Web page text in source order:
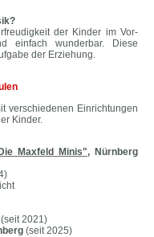
der Kinder im Vor-
einfach wunderbar. Diese
der Erziehung.
verschiedenen Einrichtungen
Kinder.
Maxfeld Minis", Nürnberg
(seit 2021)
(seit 2025)